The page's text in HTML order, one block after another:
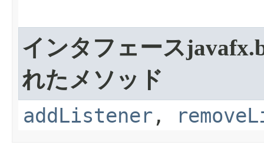
インタフェース
れたメソッド
addListener ,